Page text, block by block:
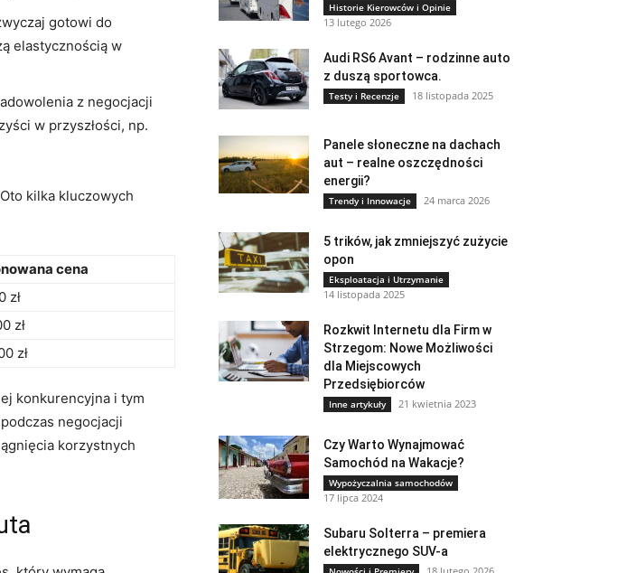
gotowi do
elastycznością w
z negocjacji
w przyszłości, np.
kilka kluczowych
cena
zł
zł
zł
konkurencyjna i tym
negocjacji
korzystnych
Historie Kierowców i Opinie
13 lutego 2026
Audi RS6 Avant – rodzinne auto
z duszą sportowca.
Testy i Recenzje 18 listopada 2025
Panele słoneczne na dachach
aut – realne oszczędności
energii?
Trendy i Innowacje 24 marca 2026
5 trików, jak zmniejszyć zużycie
opon
Eksploatacja i Utrzymanie
14 listopada 2025
Rozkwit Internetu dla Firm w
Strzegom: Nowe Możliwości
dla Miejscowych
Przedsiębiorców
Inne artykuły 21 kwietnia 2023
Czy Warto Wynajmować
Samochód na Wakacje?
Wypożyczalnia samochodów
17 lipca 2024
Subaru Solterra – premiera
elektrycznego SUV-a